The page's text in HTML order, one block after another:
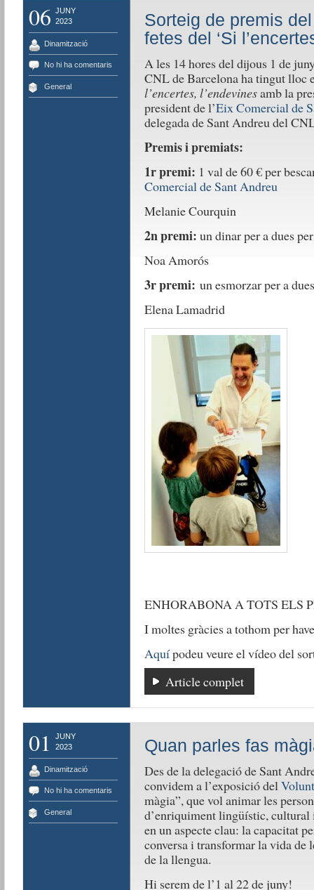
06 JUNY
2023
Dinamització
No hi ha comentaris
General
Sorteig de premis
fetes del ‘Si
A les 14 hores del dijous 1 de
CNL de Barcelona ha tingut lloc
l’encertes, l’endevinesamb la
president de l’Eix Comercial de
delegada de Sant Andreu del
Premis i premiats:
1r premi: 1 val de 60 € per
Comercial de Sant Andreu
Melanie Courquin
2n premi: un dinar per a dues
Noa Amorós
3r premi: un esmorzar per a
Elena Lamadrid
ENHORABONA A TOTS ELS
I moltes gràcies a tothom per
Aquípodeu veure el vídeo del
Article complet
01
JUNY
2023
Dinamització
No hi ha comentaris
General
Quan parles fas
Des de la delegació de Sant
convidem a l’exposició del
màgia”, que vol animar les
d’enriquiment lingüístic, cultural
en un aspecte clau: la capacitat
conversa i transformar la vida de
de la llengua.
Hi serem de l’1 al 22 de juny!